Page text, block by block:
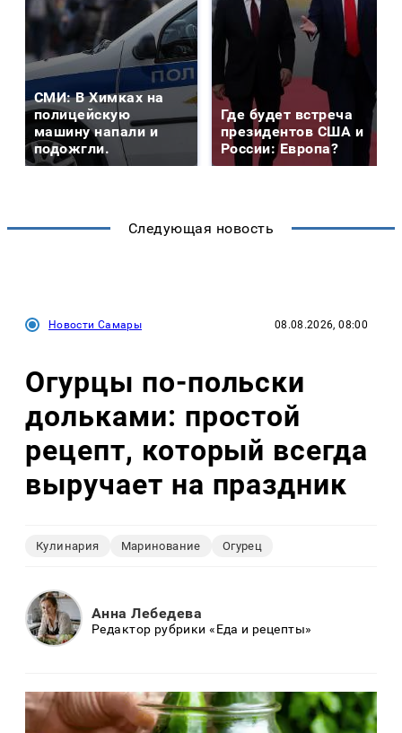
СМИ: В Химках на
полицейскую
машину напали и
подожгли.
Где будет встреча
президентов США и
России: Европа?
Следующая новость
Новости Самары 08.08.2026, 08:00
Огурцы по‑польски
дольками: простой
рецепт, который всегда
выручает на праздник
Кулинария Маринование Огурец
Анна Лебедева
Редактор рубрики «Еда и рецепты»